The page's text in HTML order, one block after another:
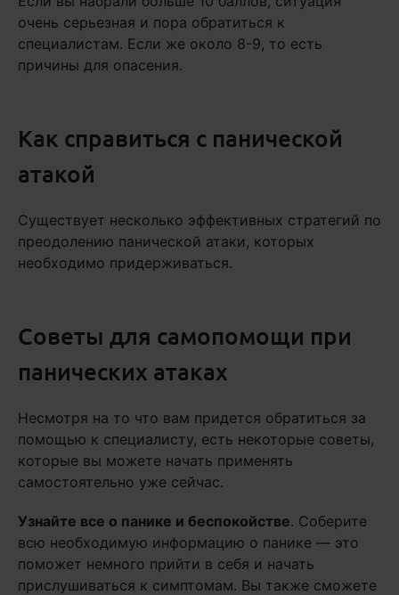
очень серьезная и пора обратиться к
специалистам. Если же около 8-9, то есть
причины для опасения.
Как справиться с панической
атакой
Существует несколько эффективных стратегий по
преодолению панической атаки, которых
необходимо придерживаться.
Советы для самопомощи при
панических атаках
Несмотря на то что вам придется обратиться за
помощью к специалисту, есть некоторые советы,
которые вы можете начать применять
самостоятельно уже сейчас.
Узнайте все о панике и беспокойстве. Соберите
всю необходимую информацию о панике — это
поможет немного прийти в себя и начать
прислушиваться к симптомам. Вы также сможете